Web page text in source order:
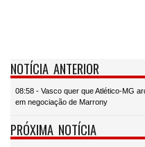
NOTÍCIA ANTERIOR
08:58 - Vasco quer que Atlético-MG
em negociação de Marrony
PRÓXIMA NOTÍCIA